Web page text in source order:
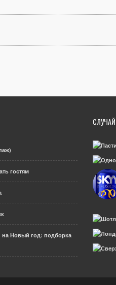
гостям
на Новый год: подборка